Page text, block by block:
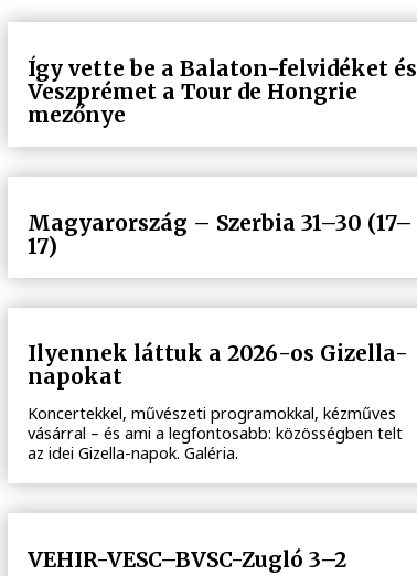
Így vette be a Balaton-felvidéket és
Veszprémet a Tour de Hongrie
mezőnye
Magyarország – Szerbia 31–30 (17–
17)
Ilyennek láttuk a 2026-os Gizella-
napokat
Koncertekkel, művészeti programokkal, kézműves
vásárral – és ami a legfontosabb: közösségben telt
az idei Gizella-napok. Galéria.
VEHIR-VESC–BVSC-Zugló 3–2